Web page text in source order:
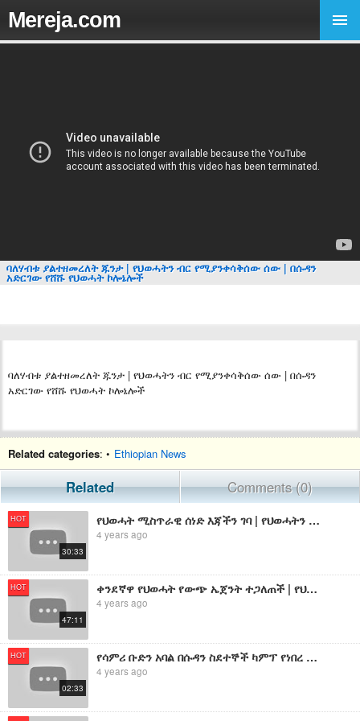
Mereja.com
ባለሃብቱ ያልተዘመረለት ጁንታ | የህወሓትን ብር የሚያንቀሳቅሰው ሰው | በሱዳን
አድርገው የሸሹ የህወሓት ኮሎኔሎች
ባለሃብቱ ያልተዘመረለት ጁንታ | የህወሓትን ብር የሚያንቀሳቅሰው ሰው | በሱዳን
አድርገው የሸሹ የህወሓት ኮሎኔሎች
Related categories: • Ethiopian News
Related Comments (0)
HOT
30:33
የህወሓት ሚስጥራዊ ሰነድ እጃችን ገባ | የህወሓትን ቀጣይ ስትራቴጂ እና ዕቅድ የያዘው ሚስጥራዊው የ80 ገፅ ሰነድ አፈትልኮ ወጣ
4 years ago
HOT
47:11
ቀንደኛዋ የህወሓት የውጭ ኤጀንት ተጋለጠች | የህወሓትን ሽብርተኝነት በይፋ ያጋለጠው የአሜሪካ የደህንነት መስሪያ ቤት ድብቅ ሰነድ
4 years ago
HOT
02:33
የሳምሪ ቡድን አባል በሱዳን ስደተኞች ካምፕ የነበረ በሱዳን ሰልጥኖ በድንበር በኩል ሐገርን ሊወጋ የመጣ ምርኮኛ የሕወሓት ታጣቂ ምስክርነት
4 years ago